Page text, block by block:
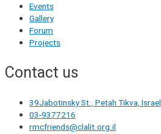
Events
Gallery
Forum
Projects
Contact us
39Jabotinsky St., Petah Tikva, Israel
03-9377216
rmcfriends@clalit.org.il